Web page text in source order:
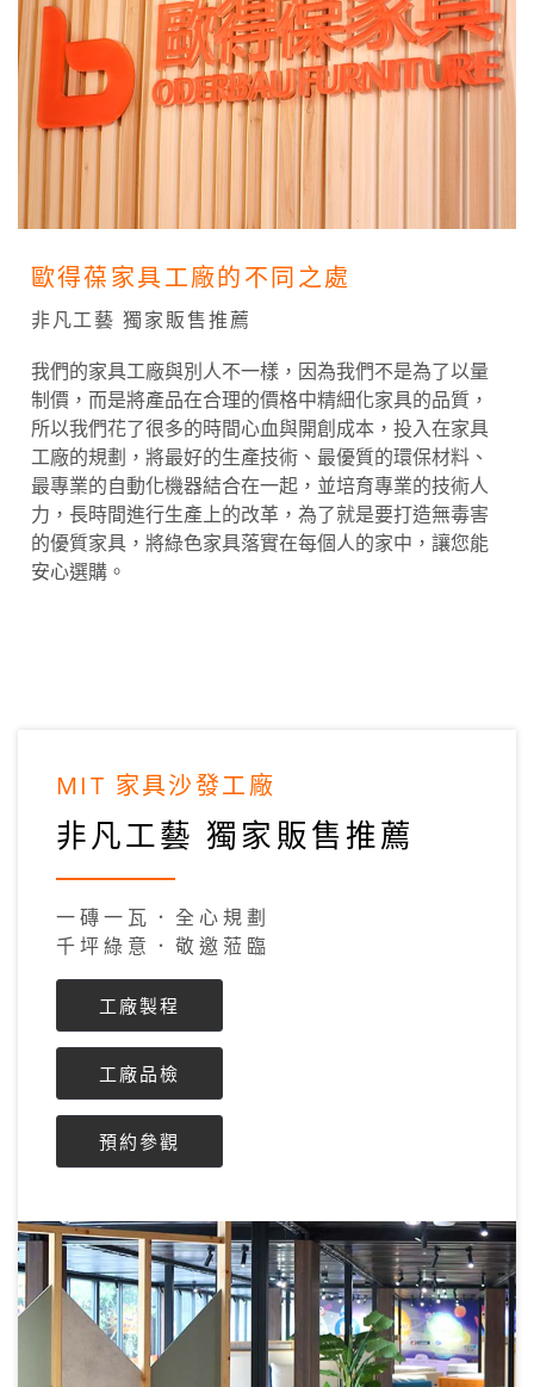
歐得葆家具工廠的不同之處
非凡工藝 獨家販售推薦
我們的家具工廠與別人不一樣，因為我們不是為了以量
制價，而是將產品在合理的價格中精細化家具的品質，
所以我們花了很多的時間心血與開創成本，投入在家具
工廠的規劃，將最好的生產技術、最優質的環保材料、
最專業的自動化機器結合在一起，並培育專業的技術人
力，長時間進行生產上的改革，為了就是要打造無毒害
的優質家具，將綠色家具落實在每個人的家中，讓您能
安心選購。
MIT 家具沙發工廠
非凡工藝 獨家販售推薦
一 磚 一 瓦 ． 全 心 規 劃
千 坪 綠 意 ． 敬 邀 蒞 臨
工廠製程
工廠品檢
預約參觀